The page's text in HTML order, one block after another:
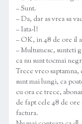
– Sunt.
– Da, dar as vrea sa
– Iata-l!
– OK, in 48 de ore il
– Multumesc, sunteti
ca nu sunt tocmai
Trece vreo
sunt mai lungi, ca
cu ora ce trece,
de fapt cele 48 de
factura.